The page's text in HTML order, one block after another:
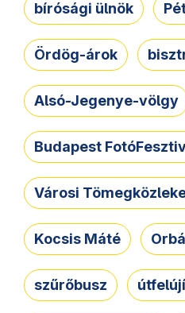
bírósági ülnök
Ördög-árok
Alsó-Jegenye-völgy
Budapest
Városi
Kocsis Máté
szűrőbusz